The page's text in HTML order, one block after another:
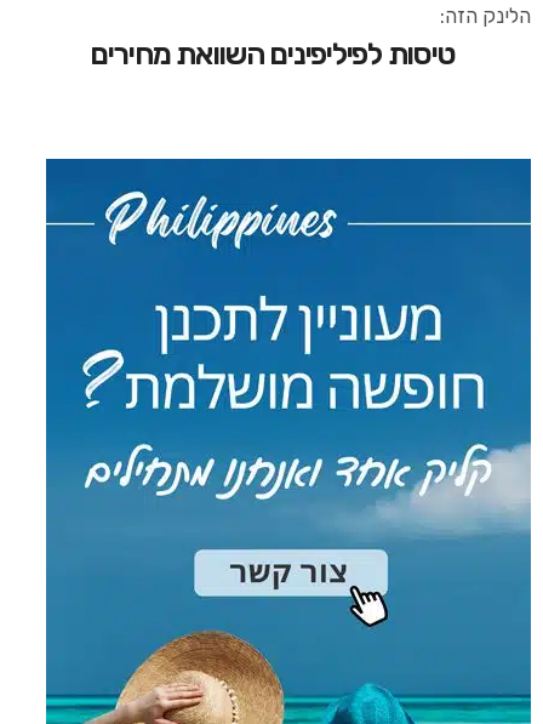
הלינק הזה:
טיסות לפיליפינים השוואת מחירים